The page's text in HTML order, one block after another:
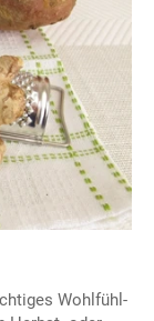
Wohlfühl-